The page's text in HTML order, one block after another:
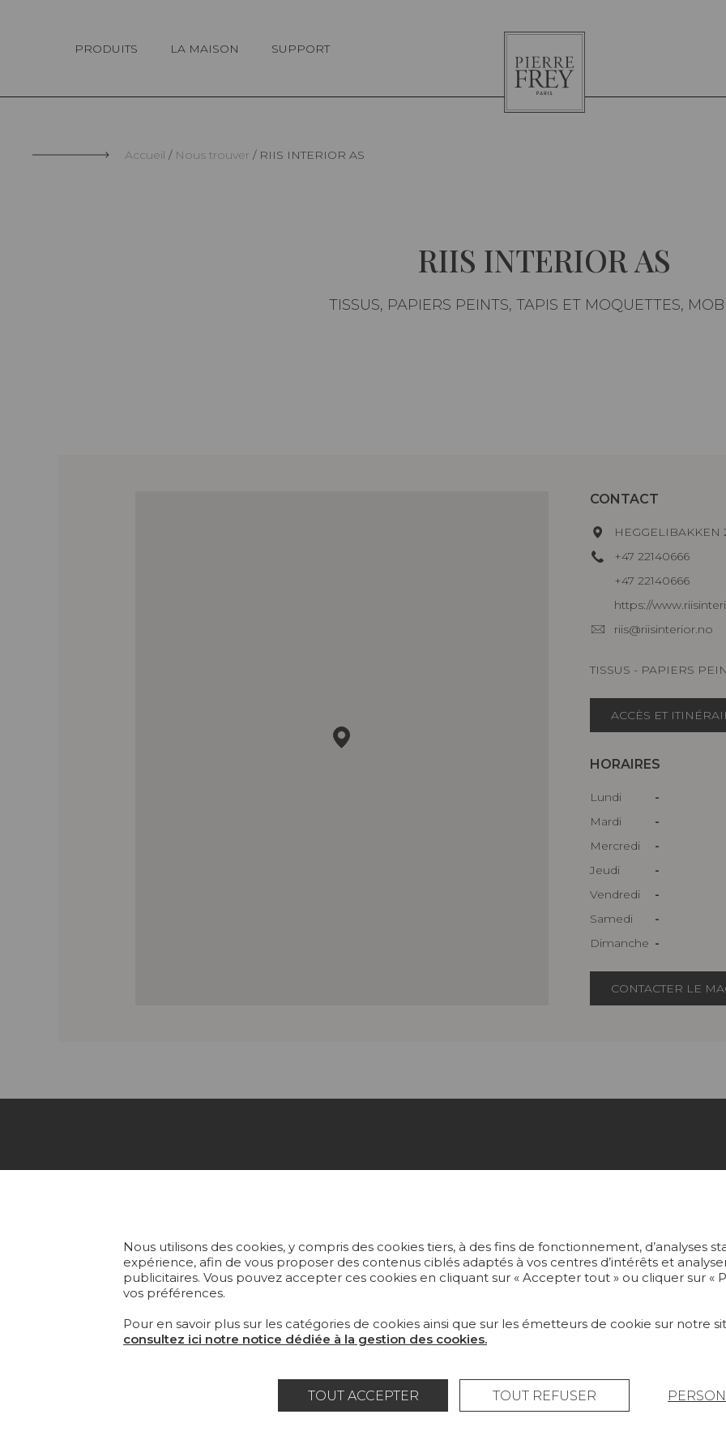
PRODUITS LA MAISON SUPPORT
Pierre
Frey
Accueil Nous trouver RIIS INTERIOR AS
RIIS INTERIOR AS
TISSUS, PAPIERS PEINTS, TAPIS ET MOQUETTES,
CONTACT
HEGGELIBAKKEN
+47 22140666
+47 22140666
https://
riis@riisinterior.no
TISSUS - PAPIERS
ACCÈS ET
HORAIRES
Lundi
-
Mardi
-
Mercredi
-
Jeudi
-
Vendredi
-
Samedi
-
Dimanche -
CONTACTER LE
une Maison française à
l’éclectisme assumé qui crée,
édite et fabrique des étoffes, des
papiers peints, des tapis sur-
PAPIERS PEINTS
TAPIS ET MOQUETTES
MAGAZINE
LA MAISON
Mentions légales Politique générale de protection des données
Nous utilisons des cookies, y compris des cookies tiers, à des fins de fonctionnement, d’analyses
expérience, afin de vous proposer des contenus ciblés adaptés à vos centres d’intérêts et
publicitaires. Vous pouvez accepter ces cookies en cliquant sur « Accepter tout » ou cliquer sur «
vos préférences.
Pour en savoir plus sur les catégories de cookies ainsi que sur les émetteurs de cookie sur notre
consultez ici notre notice dédiée à la gestion des cookies.
TOUT ACCEPTER TOUT REFUSER